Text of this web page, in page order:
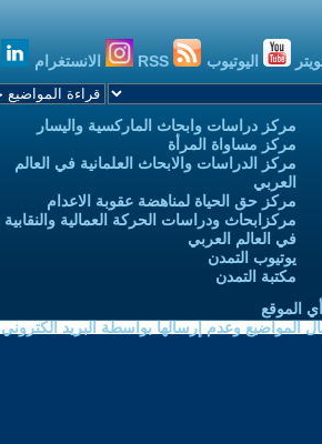
اليوتيوب الانستغرام
مركز دراسات وابحاث الماركسية واليسار
مركز مساواة المرأة
مركز الدراسات والابحاث العلمانية في العالم
العربي
مركز حق الحياة لمناهضة عقوبة الاعدام
مركزابحاث ودراسات الحركة العمالية والنقابية
في العالم العربي
يوتيوب التمدن
مكتبة التمدن
الموقع
وعدم إرسالها بواسطة البريد الكتروني